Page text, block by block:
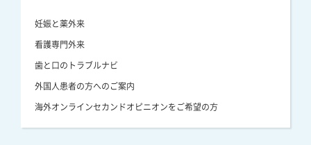
妊娠と薬外来
看護専門外来
歯と口のトラブルナビ
外国人患者の方へのご案内
海外オンラインセカンドオピニオンをご希望の方